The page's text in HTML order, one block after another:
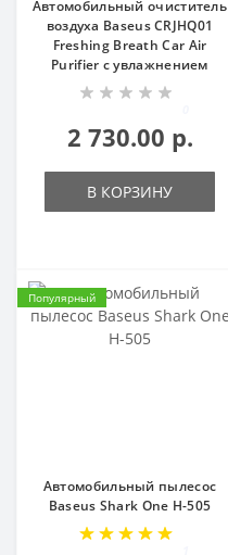
Автомобильный очиститель
воздуха Baseus CRJHQ01
Freshing Breath Car Air
Purifier с увлажнением
2 730.00 р.
В КОРЗИНУ
Популярный
Автомобильный пылесос
Baseus Shark One H-505